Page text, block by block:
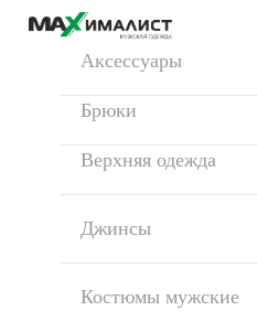
Аксессуары
Брюки
Верхняя одежда
Джинсы
Костюмы мужские